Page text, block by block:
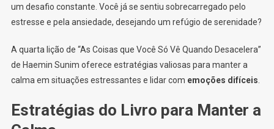
um desafio constante. Você já se sentiu sobrecarregado pelo
estresse e pela ansiedade, desejando um refúgio de serenidade?
A quarta lição de “As Coisas que Você Só Vê Quando Desacelera”
de Haemin Sunim oferece estratégias valiosas para manter a
calma em situações estressantes e lidar com emoções difíceis
Estratégias do Livro para Manter a